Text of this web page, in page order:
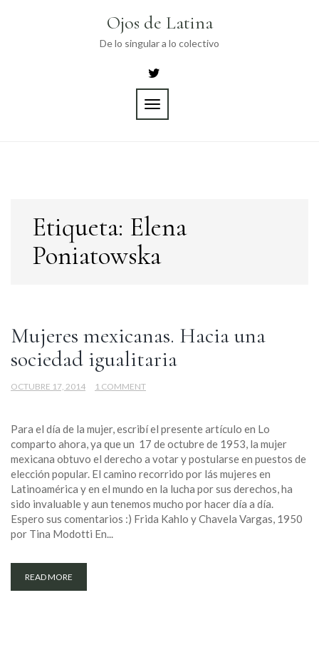
Ojos de Latina
De lo singular a lo colectivo
TOGGLE
NAVIGATION
Etiqueta: Elena
Poniatowska
Mujeres mexicanas. Hacia una
sociedad igualitaria
OCTUBRE 17, 2014 1 COMMENT
Para el día de la mujer, escribí el presente artículo en Lo
comparto ahora, ya que un 17 de octubre de 1953, la mujer
mexicana obtuvo el derecho a votar y postularse en puestos de
elección popular. El camino recorrido por lás mujeres en
Latinoamérica y en el mundo en la lucha por sus derechos, ha
sido invaluable y aun tenemos mucho por hacer día a día.
Espero sus comentarios :) Frida Kahlo y Chavela Vargas, 1950
por Tina Modotti En...
READ MORE